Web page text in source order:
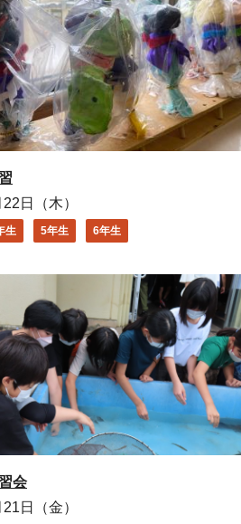
日（木）
生 5年生 6年生
会
日（金）